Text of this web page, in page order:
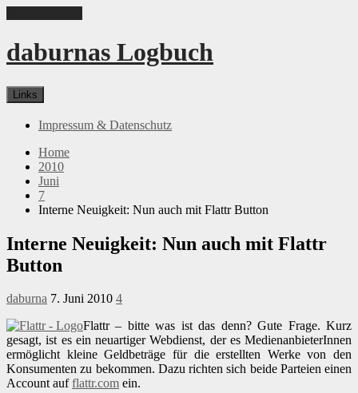
daburnas Logbuch
Links
Impressum & Datenschutz
Home
2010
Juni
7
Interne Neuigkeit: Nun auch mit Flattr Button
Interne Neuigkeit: Nun auch mit Flattr
Button
daburna 7. Juni 2010 4
Flattr – bitte was ist das denn? Gute Frage. Kurz
gesagt, ist es ein neuartiger Webdienst, der es MedienanbieterInnen
ermöglicht kleine Geldbeträge für die erstellten Werke von den
Konsumenten zu bekommen. Dazu richten sich beide Parteien einen
Account aufflattr.com ein.